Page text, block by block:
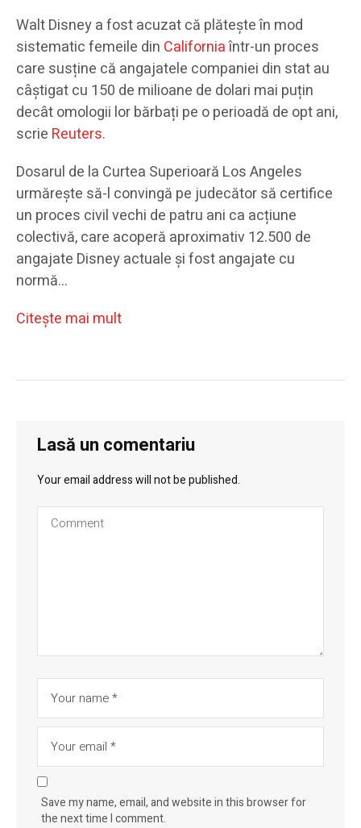
Walt Disney a fost acuzat că plătește în mod
sistematic femeile din Californiaîntr-un proces
care susține că angajatele companiei din stat au
câștigat cu 150 de milioane de dolari mai puțin
decât omologii lor bărbați pe o perioadă de opt ani,
scrie Reuters.
Dosarul de la Curtea Superioară Los Angeles
urmărește să-l convingă pe judecător să certifice
un proces civil vechi de patru ani ca acțiune
colectivă, care acoperă aproximativ 12.500 de
angajate Disney actuale și fost angajate cu
normă…
Citeşte mai mult
Lasă un comentariu
Your email address will not be published.
Save my name, email, and website in this browser for
the next time I comment.